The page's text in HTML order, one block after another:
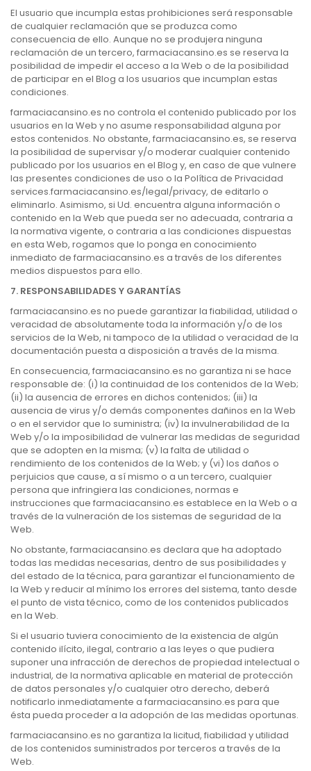
El usuario que incumpla estas prohibiciones será responsable
de cualquier reclamación que se produzca como
consecuencia de ello. Aunque no se produjera ninguna
reclamación de un tercero, farmaciacansino.es se reserva la
posibilidad de impedir el acceso a la Web o de la posibilidad
de participar en el Blog a los usuarios que incumplan estas
condiciones.
farmaciacansino.es no controla el contenido publicado por los
usuarios en la Web y no asume responsabilidad alguna por
estos contenidos. No obstante, farmaciacansino.es, se reserva
la posibilidad de supervisar y/o moderar cualquier contenido
publicado por los usuarios en el Blog y, en caso de que vulnere
las presentes condiciones de uso o la Política de Privacidad
services.farmaciacansino.es/legal/privacy, de editarlo o
eliminarlo. Asimismo, si Ud. encuentra alguna información o
contenido en la Web que pueda ser no adecuada, contraria a
la normativa vigente, o contraria a las condiciones dispuestas
en esta Web, rogamos que lo ponga en conocimiento
inmediato de farmaciacansino.es a través de los diferentes
medios dispuestos para ello.
7. RESPONSABILIDADES Y GARANTÍAS
farmaciacansino.es no puede garantizar la fiabilidad, utilidad o
veracidad de absolutamente toda la información y/o de los
servicios de la Web, ni tampoco de la utilidad o veracidad de la
documentación puesta a disposición a través de la misma.
En consecuencia, farmaciacansino.es no garantiza ni se hace
responsable de: (i) la continuidad de los contenidos de la Web;
(ii) la ausencia de errores en dichos contenidos; (iii) la
ausencia de virus y/o demás componentes dañinos en la Web
o en el servidor que lo suministra; (iv) la invulnerabilidad de la
Web y/o la imposibilidad de vulnerar las medidas de seguridad
que se adopten en la misma; (v) la falta de utilidad o
rendimiento de los contenidos de la Web; y (vi) los daños o
perjuicios que cause, a sí mismo o a un tercero, cualquier
persona que infringiera las condiciones, normas e
instrucciones que farmaciacansino.es establece en la Web o a
través de la vulneración de los sistemas de seguridad de la
Web.
No obstante, farmaciacansino.es declara que ha adoptado
todas las medidas necesarias, dentro de sus posibilidades y
del estado de la técnica, para garantizar el funcionamiento de
la Web y reducir al mínimo los errores del sistema, tanto desde
el punto de vista técnico, como de los contenidos publicados
en la Web.
Si el usuario tuviera conocimiento de la existencia de algún
contenido ilícito, ilegal, contrario a las leyes o que pudiera
suponer una infracción de derechos de propiedad intelectual o
industrial, de la normativa aplicable en material de protección
de datos personales y/o cualquier otro derecho, deberá
notificarlo inmediatamente a farmaciacansino.es para que
ésta pueda proceder a la adopción de las medidas oportunas.
farmaciacansino.es no garantiza la licitud, fiabilidad y utilidad
de los contenidos suministrados por terceros a través de la
Web.